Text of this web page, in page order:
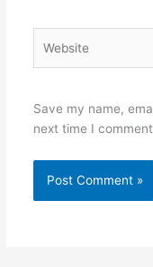
Save my name,
next time I